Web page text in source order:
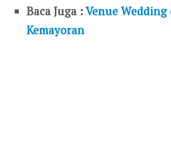
Baca Juga :Venue
Kemayoran